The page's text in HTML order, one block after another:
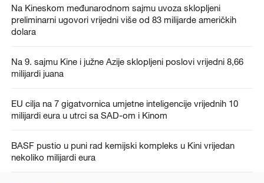
Na Kineskom međunarodnom sajmu uvoza sklopljeni
preliminarni ugovori vrijedni više od 83 milijarde američkih
dolara
Na 9. sajmu Kine i južne Azije sklopljeni poslovi vrijedni 8,66
milijardi juana
EU cilja na 7 gigatvornica umjetne inteligencije vrijednih 10
milijardi eura u utrci sa SAD-om i Kinom
BASF pustio u puni rad kemijski kompleks u Kini vrijedan
nekoliko milijardi eura